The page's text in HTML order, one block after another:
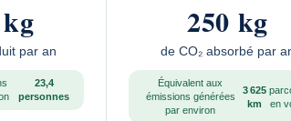
par an
23,4
personnes
250 kg
de CO₂ absorbé par
Équivalent aux
émissions générées
par environ
3 625
km
en